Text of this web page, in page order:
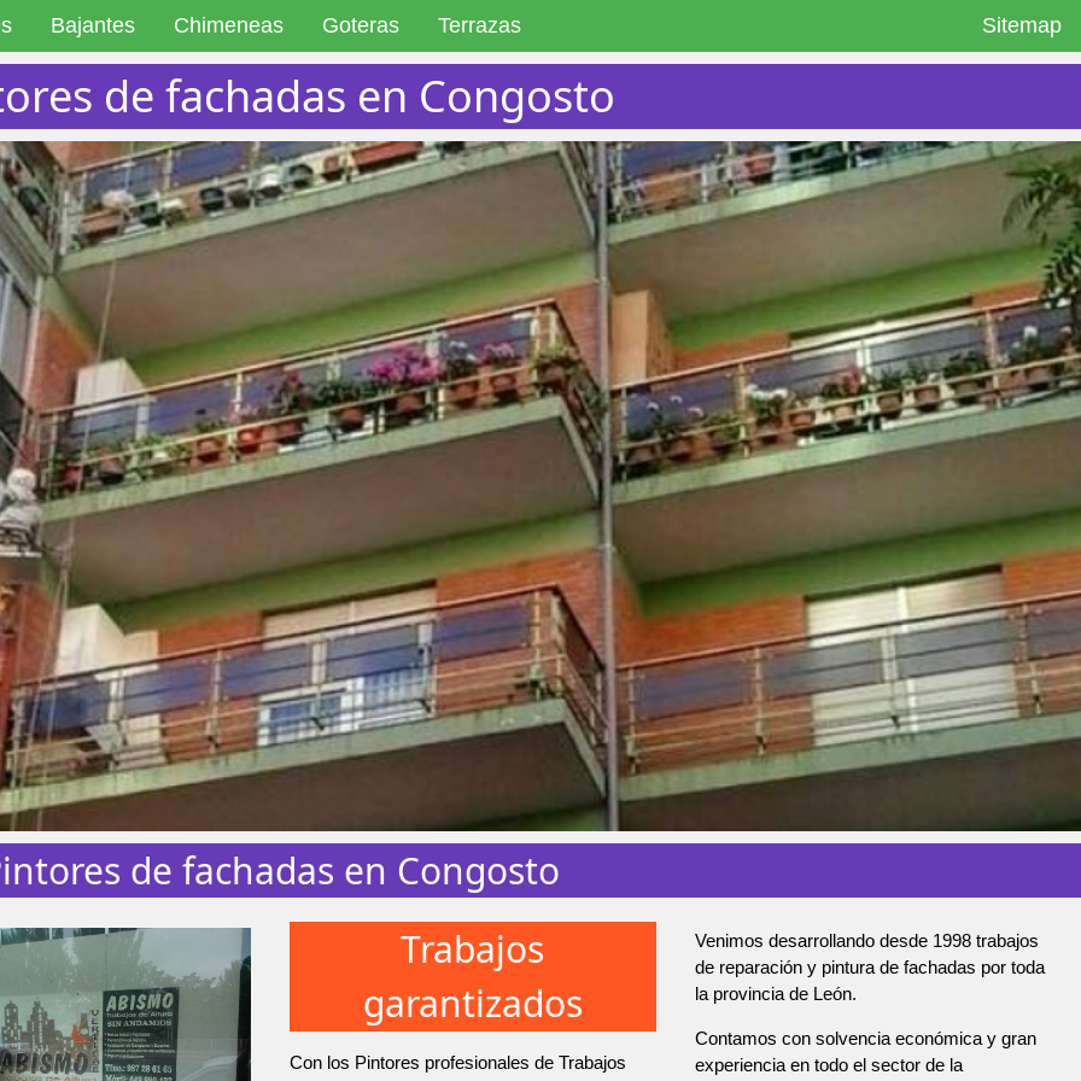
Bajantes Chimeneas Goteras Terrazas Sitemap
de fachadas en Congosto
de fachadas en Congosto
Trabajos
garantizados
Con los Pintores profesionales de Trabajos
Venimos desarrollando desde 1998 trabajos
de reparación y pintura de fachadas por toda
la provincia de León.
Contamos con solvencia económica y gran
experiencia en todo el sector de la